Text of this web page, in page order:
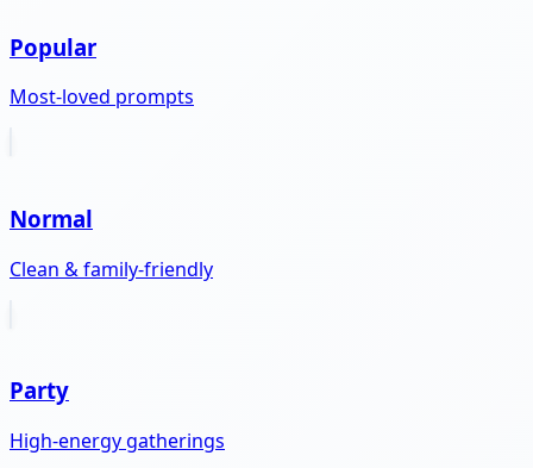
Popular
Most-loved prompts
Normal
Clean & family-friendly
Party
High-energy gatherings